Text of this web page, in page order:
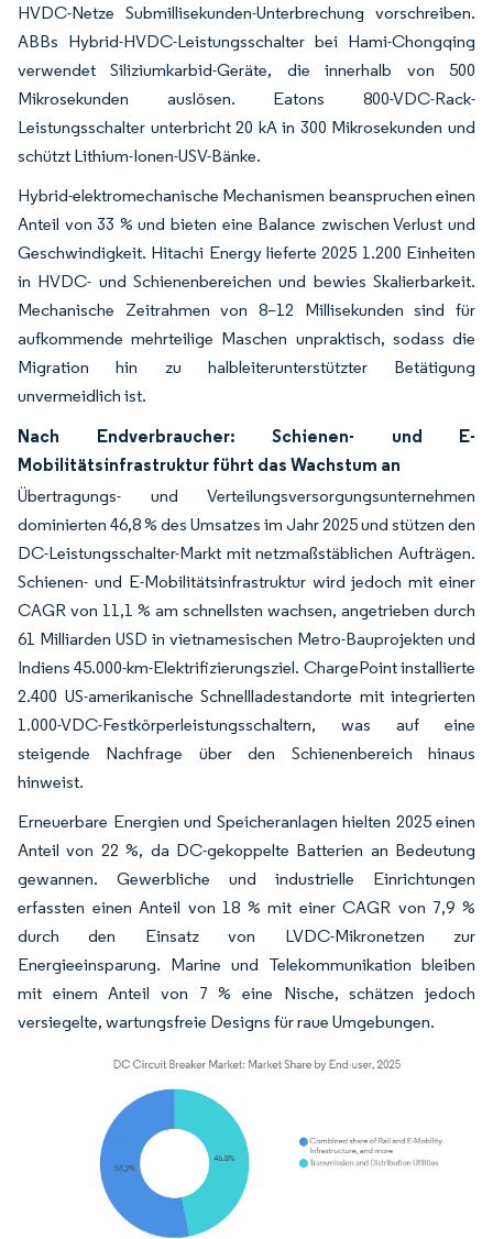
HVDC-Netze Submillisekunden-Unterbrechung vorschreiben.
ABBs Hybrid-HVDC-Leistungsschalter bei Hami-Chongqing
verwendet Siliziumkarbid-Geräte, die innerhalb von 500
Mikrosekunden auslösen. Eatons 800-VDC-Rack-
Leistungsschalter unterbricht 20 kA in 300 Mikrosekunden und
schützt Lithium-Ionen-USV-Bänke.
Hybrid-elektromechanische Mechanismen beanspruchen einen
Anteil von 33 % und bieten eine Balance zwischen Verlust und
Geschwindigkeit. Hitachi Energy lieferte 2025 1.200 Einheiten
in HVDC- und Schienenbereichen und bewies Skalierbarkeit.
Mechanische Zeitrahmen von 8–12 Millisekunden sind für
aufkommende mehrteilige Maschen unpraktisch, sodass die
Migration hin zu halbleiterunterstützter Betätigung
unvermeidlich ist.
Nach Endverbraucher: Schienen- und E-
Mobilitätsinfrastruktur führt das Wachstum an
Übertragungs- und Verteilungsversorgungsunternehmen
dominierten 46,8 % des Umsatzes im Jahr 2025 und stützen den
DC-Leistungsschalter-Markt mit netzmaßstäblichen Aufträgen.
Schienen- und E-Mobilitätsinfrastruktur wird jedoch mit einer
CAGR von 11,1 % am schnellsten wachsen, angetrieben durch
61 Milliarden USD in vietnamesischen Metro-Bauprojekten und
Indiens 45.000-km-Elektrifizierungsziel. ChargePoint installierte
2.400 US-amerikanische Schnellladestandorte mit integrierten
1.000-VDC-Festkörperleistungsschaltern, was auf eine
steigende Nachfrage über den Schienenbereich hinaus
hinweist.
Erneuerbare Energien und Speicheranlagen hielten 2025 einen
Anteil von 22 %, da DC-gekoppelte Batterien an Bedeutung
gewannen. Gewerbliche und industrielle Einrichtungen
erfassten einen Anteil von 18 % mit einer CAGR von 7,9 %
durch den Einsatz von LVDC-Mikronetzen zur
Energieeinsparung. Marine und Telekommunikation bleiben
mit einem Anteil von 7 % eine Nische, schätzen jedoch
versiegelte, wartungsfreie Designs für raue Umgebungen.